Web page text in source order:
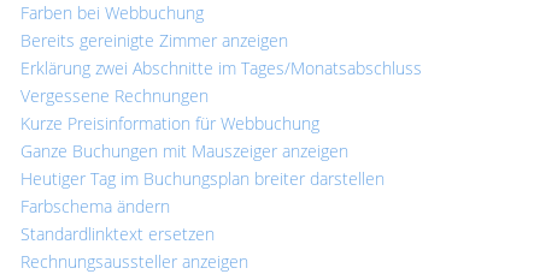
Farben bei Webbuchung
Bereits gereinigte Zimmer anzeigen
Erklärung zwei Abschnitte im Tages/Monatsabschluss
Vergessene Rechnungen
Kurze Preisinformation für Webbuchung
Ganze Buchungen mit Mauszeiger anzeigen
Heutiger Tag im Buchungsplan breiter darstellen
Farbschema ändern
Standardlinktext ersetzen
Rechnungsaussteller anzeigen